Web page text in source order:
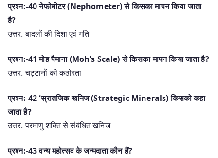
प्रश्न:-40 नेफोमीटर (Nephometer) से किसका मापन किया जाता
है?
उत्तर. बादलों की दिशा एवं गति
प्रश्न:-41 मोह पैमाना (Moh’s Scale) से किसका मापन किया जाता है?
उत्तर. चट्टानों की कठोरता
प्रश्न:-42 ‘स्रातजिक खनिज (Strategic Minerals) किसको कहा
जाता है?
उत्तर. परमाणु शक्ति से संबंधित खनिज
प्रश्न:-43 वन्य महोत्सव के जन्मदाता कौन हैं?